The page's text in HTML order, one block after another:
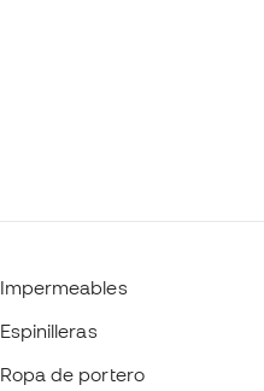
Impermeables
Espinilleras
Ropa de portero